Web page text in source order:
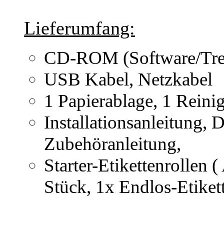
Lieferumfang:
CD-ROM (Software/
USB Kabel, Netzkabel
1 Papierablage, 1
Installationsanleitung,
Zubehöranleitung,
Starter-Etikettenrollen
Stück, 1x Endlos-